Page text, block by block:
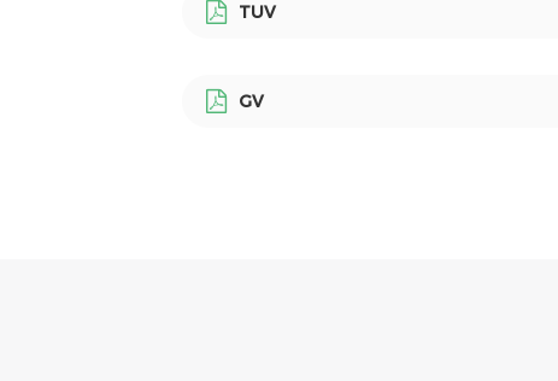
TUV
GV